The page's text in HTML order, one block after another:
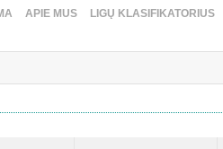
APIE MUS LIGŲ KLASIFIKATORIUS